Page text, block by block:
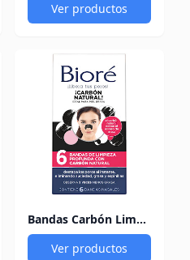
Ver productos
Bandas Carbón Limpieza Profunda Biore x 6 und
Ver productos